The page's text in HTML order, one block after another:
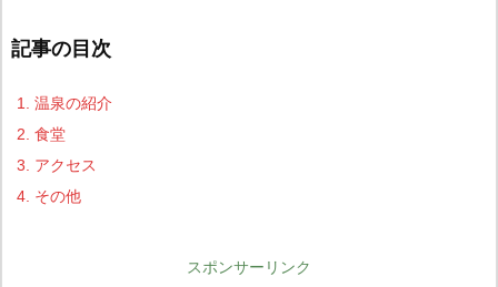
記事の目次
1.
温泉の紹介
2. 食堂
3.
アクセス
4. その他
スポンサーリンク